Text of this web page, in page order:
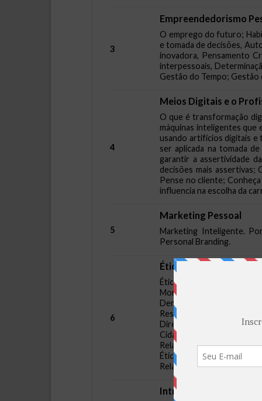
3
Empreendedorismo
O emprego do futuro;
e tomada de decisões,
inovadora, Pensamento
interpessoais,
Gestão do Tempo;
4
Meios Digitais e o
O que é transformação
máquinas inteligentes que
usando artifícios digitais e
ser aplicada na tomada
garantir a assertividade
decisões mais assertivas;
Pense no cliente;
influencia na escolha da
5
Marketing Pessoal
Marketing Inteligente.
Personal Branding.
6
Ética e Cidadania
Ética e Moral: Conceitos
Moral; Ética e Moral nas
Democracia após 1988;
Responsabilidade; Ética,
Direitos Fundamentais; A
Cidadania no Império; A
Relações de Trabalho: O
Ética nas Burocracias
Relações de Trabalho.
Introdução de Gestão